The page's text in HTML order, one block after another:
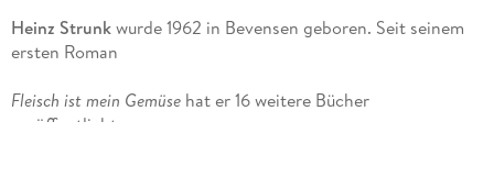
Heinz Strunkwurde 1962 in Bevensen geboren. Seit seinem
ersten Roman
Fleisch ist mein Gemüsehat er 16 weitere Bücher
veröffentlicht.